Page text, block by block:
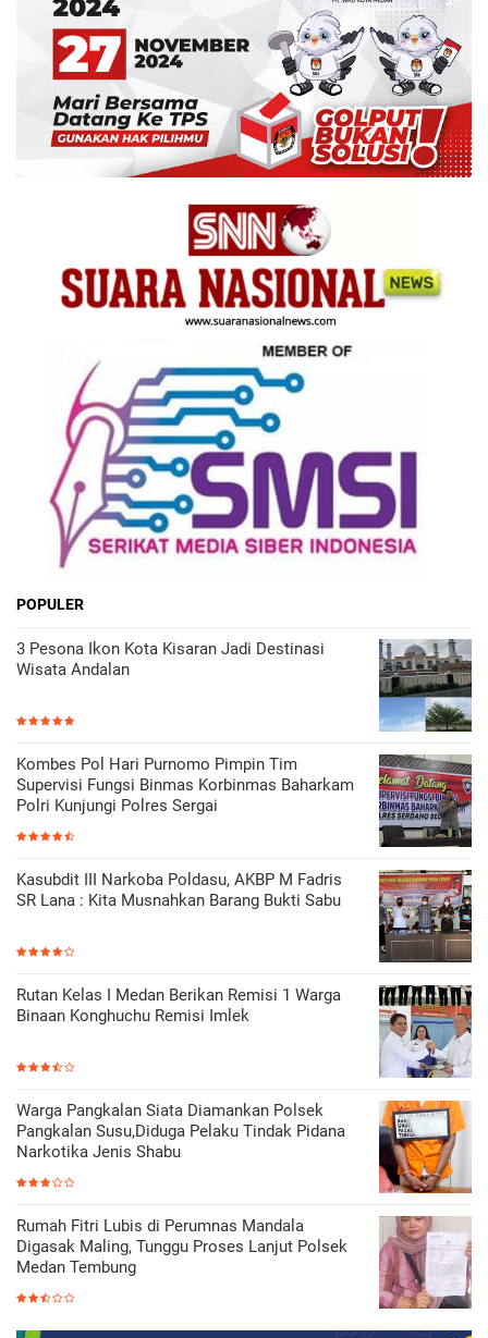
POPULER
3 Pesona Ikon Kota Kisaran Jadi Destinasi
Wisata Andalan
Kombes Pol Hari Purnomo Pimpin Tim
Supervisi Fungsi Binmas Korbinmas Baharkam
Polri Kunjungi Polres Sergai
Kasubdit III Narkoba Poldasu, AKBP M Fadris
SR Lana : Kita Musnahkan Barang Bukti Sabu
Rutan Kelas I Medan Berikan Remisi 1 Warga
Binaan Konghuchu Remisi Imlek
Warga Pangkalan Siata Diamankan Polsek
Pangkalan Susu,Diduga Pelaku Tindak Pidana
Narkotika Jenis Shabu
Rumah Fitri Lubis di Perumnas Mandala
Digasak Maling, Tunggu Proses Lanjut Polsek
Medan Tembung